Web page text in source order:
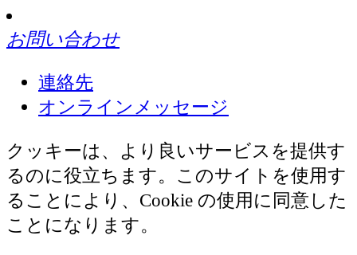
お問い合わせ
連絡先
オンラインメッセージ
クッキーは、より良いサービスを提供す
るのに役立ちます。このサイトを使用す
ることにより、Cookie の使用に同意した
ことになります。